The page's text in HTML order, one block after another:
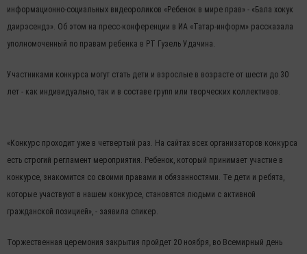
информационно-социальных видеороликов «Ребенок в мире прав» - «Бала хокук
даирэсендэ». Об этом на пресс-конференции в ИА «Татар-информ» рассказала
уполномоченный по правам ребенка в РТ Гузель Удачина.
Участниками конкурса могут стать дети и взрослые в возрасте от шести до 30
лет - как индивидуально, так и в составе групп или творческих коллективов.
«Конкурс проходит уже в четвертый раз. На сайтах всех организаторов конкурса
есть строгий регламент мероприятия. Ребенок, который принимает участие в
конкурсе, знакомится со своими правами и обязанностями. Те дети и ребята,
которые участвуют в нашем конкурсе, становятся людьми с активной
гражданской позицией», - заявила спикер.
Торжественная церемония закрытия пройдет 20 ноября, во Всемирный день